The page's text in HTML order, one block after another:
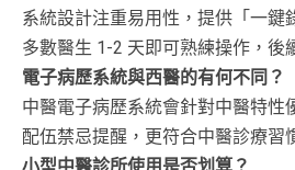
系統設計注重易用性，提供「一鍵
多數醫生 1-2 天即可熟練操作，後
電子病歷系統與西醫的有何不同？
中醫電子病歷系統會針對中醫特
配伍禁忌提醒，更符合中醫診療習